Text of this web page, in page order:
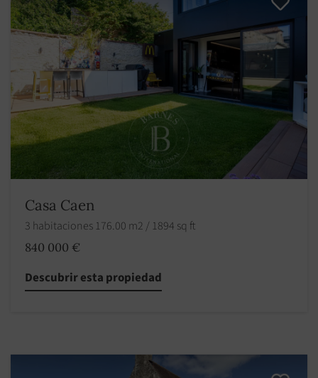
Casa Caen
3 habitaciones 176.00 m2 / 1894 sq ft
840 000 €
Descubrir esta propiedad